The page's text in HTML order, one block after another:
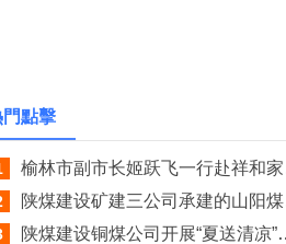
門點擊
榆林市副市长姬跃飞一行赴祥和家园项目调研指导建设工
陕煤建设矿建三公司承建的山阳煤矿二号回风斜井明槽开
陕煤建设铜煤公司开展“夏送清凉”慰问活动